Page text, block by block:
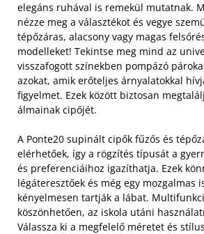
elegáns ruhával is remekül mutatnak.
nézze meg a választékot és vegye
tépőzáras, alacsony vagy magas
modelleket! Tekintse meg mind az
visszafogott színekben pompázó
azokat, amik erőteljes árnyalatokkal
figyelmet. Ezek között biztosan
álmainak cipőjét.
A Ponte20 supinált cipők fűzős és
elérhetőek, így a rögzítés típusát a
és preferenciáihoz igazíthatja. Ezek
légáteresztőek és még egy mozgalmas
kényelmesen tartják a lábat.
köszönhetően, az iskola utáni
Válassza ki a megfelelő méretet és